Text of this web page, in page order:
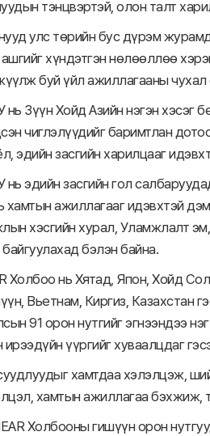
тэнцвэртэй, олон талт
улс төрийн бус дүрэм
хүндэтгэн нөлөөллөө
буй үйл ажиллагааны чухал
Зүүн Хойд Азийн нэгэн
чиглэлүүдийг баримтлан
эдийн засгийн харилцааг
эдийн засгийн гол
хамтын ажиллагааг идэвхтэй
хэсгийн хурал, Уламжлалт
бэлэн байна.
Холбоо нь Хятад, Япон, Хойд
Вьетнам, Киргиз, Казахстан
91 орон нутгийг эгнээндээ
ирээдүйн үүргийг хуваалцдаг
хамтдаа хэлэлцэж,
хамтын ажиллагаа бэхжиж,
Холбооны гишүүн орон